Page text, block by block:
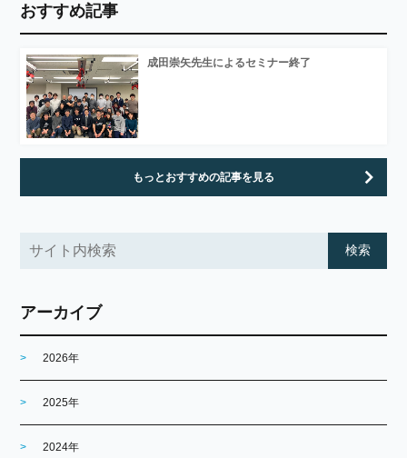
おすすめ記事
成田崇矢先生によるセミナー終了
もっとおすすめの記事を見る
アーカイブ
2026年
2025年
2024年